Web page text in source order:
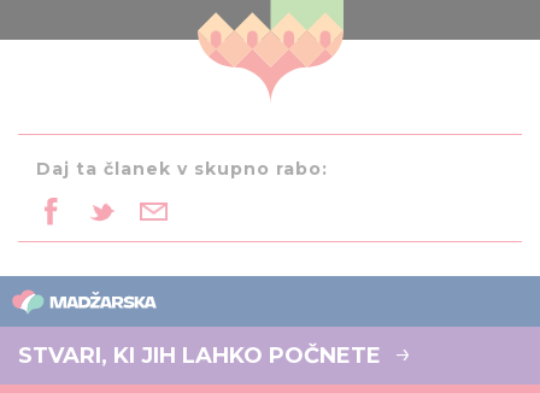
Daj ta članek v skupno rabo:
STVARI, KI JIH LAHKO POČNETE